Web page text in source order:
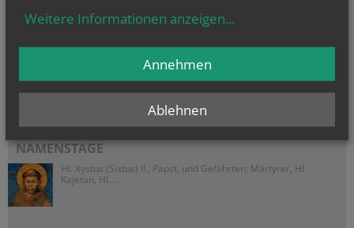
mich, wenn Wünsche und Ideen an mich herangetragen werden.
NAMENSTAGE
Hl. Xystus (Sixtus) II., Papst, und Gefährten; Märtyrer, Hl.
Kajetan, Hl....
Weitere Informationen anzeigen...
Ablehnen
Annehmen